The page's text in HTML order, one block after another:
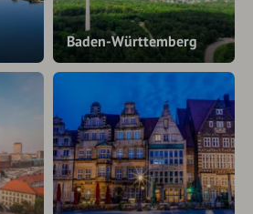
Baden-Württemberg